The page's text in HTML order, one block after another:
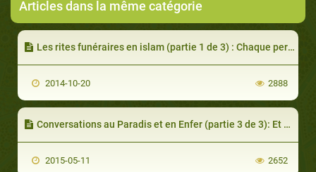
Articles dans la même catégorie
Les rites funéraires en islam (partie 1 de 3) : Chaque personne goûtera la mort
2014-10-20 2888
Conversations au Paradis et en Enfer (partie 3 de 3): Et Je ne serai plus jamais en colère contre vous
2015-05-11 2652